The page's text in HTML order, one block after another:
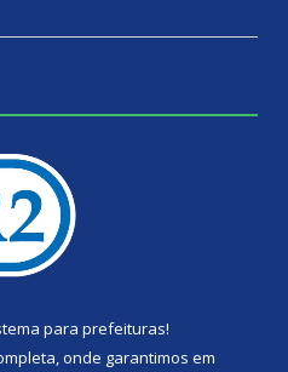
para prefeituras!
onde garantimos em